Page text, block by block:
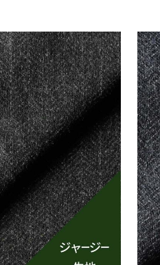
をクリア